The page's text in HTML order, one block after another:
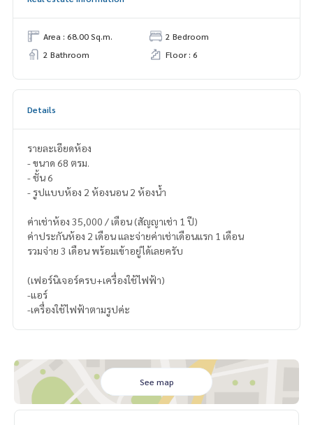
Area : 68.00 Sq.m.
2 Bedroom
2 Bathroom
Floor : 6
Details
รายละเอียดห้อง
- ขนาด 68 ตรม.
- ชั้น 6
- รูปแบบห้อง 2 ห้องนอน 2 ห้องน้ำ
ค่าเช่าห้อง 35,000 / เดือน (สัญญาเช่า 1 ปี)
ค่าประกันห้อง 2 เดือน และจ่ายค่าเช่าเดือนแรก 1 เดือน
รวมจ่าย 3 เดือน พร้อมเข้าอยู่ได้เลยครับ
(เฟอร์นิเจอร์ครบ+เครื่องใช้ไฟฟ้า)
-แอร์
-เครื่องใช้ไฟฟ้าตามรูปค่ะ
See map